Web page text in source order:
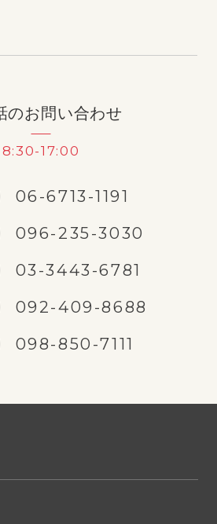
のお問い合わせ
8:30-17:00
06-6713-1191
096-235-3030
03-3443-6781
092-409-8688
098-850-7111